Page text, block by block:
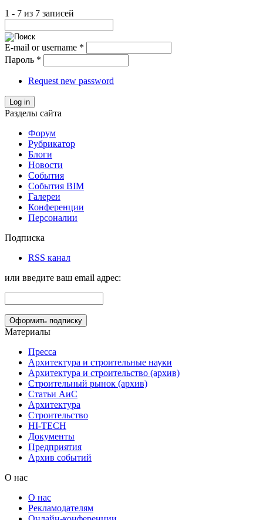
1 - 7 из 7 записей
E-mail or username *
Пароль *
Request new password
Log in
Разделы сайта
Форум
Рубрикатор
Блоги
Новости
События
События BIM
Галереи
Конференции
Персоналии
Подписка
RSS канал
или введите ваш email адрес:
Материалы
Пресса
Архитектура и строительные науки
Архитектура и строительство (архив)
Строительный рынок (архив)
Статьи АиС
Архитектура
Строительство
HI-TECH
Документы
Предприятия
Архив событий
О нас
О нас
Рекламодателям